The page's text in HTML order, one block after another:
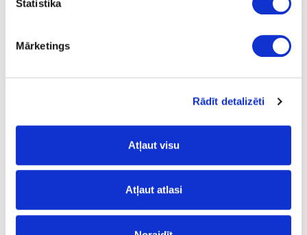
Statistika
Mārketings
Rādīt detalizēti
Atļaut visu
Atļaut atlasi
Prices excluding VAT. The indicated prices may be changed